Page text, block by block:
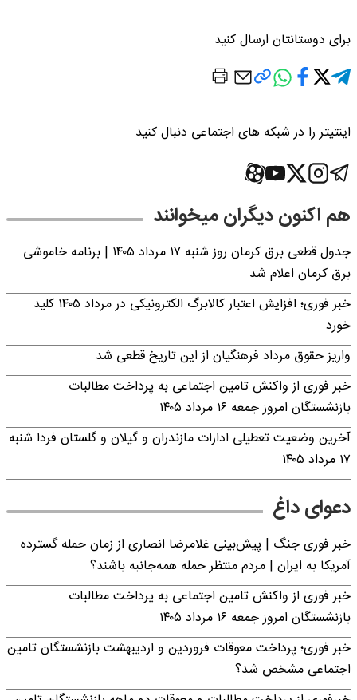
برای دوستانتان ارسال کنید
اینتیتر را در شبکه های اجتماعی دنبال کنید
هم اکنون دیگران میخوانند
جدول قطعی برق کرمان روز شنبه ۱۷ مرداد ۱۴۰۵ | برنامه خاموشی
برق کرمان اعلام شد
خبر فوری؛ افزایش اعتبار کالابرگ الکترونیکی در مرداد ۱۴۰۵ کلید
خورد
واریز حقوق مرداد فرهنگیان از این تاریخ قطعی شد
خبر فوری از واکنش تامین اجتماعی به پرداخت مطالبات
بازنشستگان امروز جمعه ۱۶ مرداد ۱۴۰۵
آخرین وضعیت تعطیلی ادارات مازندران و گیلان و گلستان فردا شنبه
۱۷ مرداد ۱۴۰۵
دعوای داغ
خبر فوری جنگ | پیش‌بینی غلامرضا انصاری از زمان حمله گسترده
آمریکا به ایران | مردم منتظر حمله همه‌جانبه باشند؟
خبر فوری از واکنش تامین اجتماعی به پرداخت مطالبات
بازنشستگان امروز جمعه ۱۶ مرداد ۱۴۰۵
خبر فوری؛ پرداخت معوقات فروردین و اردیبهشت بازنشستگان تامین
اجتماعی مشخص شد؟